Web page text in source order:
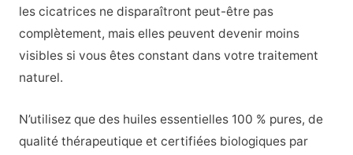
les cicatrices ne disparaîtront peut-être pas
complètement, mais elles peuvent devenir moins
visibles si vous êtes constant dans votre traitement
naturel.
N’utilisez que des huiles essentielles 100 % pures, de
qualité thérapeutique et certifiées biologiques par